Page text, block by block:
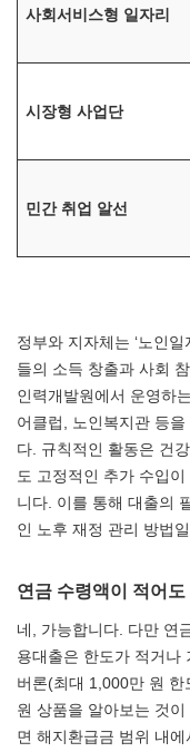
사회서비스형 일자리
시장형 사업단
민간 취업 알선
정부와 지자체는 ‘노인
들의 소득 창출과 사회
인력개발원에서 운영하
어클럽, 노인복지관 등
다. 규칙적인 활동은 건
도 고정적인 추가 수입
니다. 이를 통해 대출의
인 노후 재정 관리 방법
연금 수령액이 적어
네, 가능합니다. 다만 연
용대출은 한도가 적거나
버론(최대 1,000만 원
원 상품을 알아보는 것
면 해지환급금 범위 내